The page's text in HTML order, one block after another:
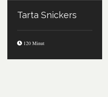
Tarta Snickers
120 Minut